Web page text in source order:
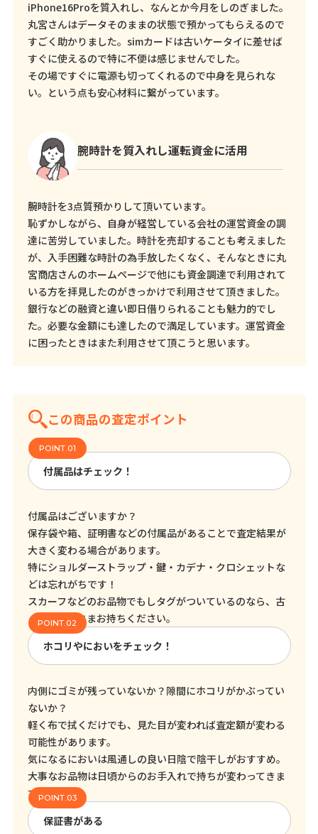
iPhone16Proを質入れし、なんとか今月をしのぎました。
丸宮さんはデータそのままの状態で預かってもらえるので
すごく助かりました。simカードは古いケータイに差せば
すぐに使えるので特に不便は感じませんでした。
その場ですぐに電源も切ってくれるので中身を見られな
い。という点も安心材料に繋がっています。
腕時計を質入れし運転資金に活用
腕時計を3点質預かりして頂いています。
恥ずかしながら、自身が経営している会社の運営資金の調
達に苦労していました。時計を売却することも考えました
が、入手困難な時計の為手放したくなく、そんなときに丸
宮商店さんのホームページで他にも資金調達で利用されて
いる方を拝見したのがきっかけで利用させて頂きました。
銀行などの融資と違い即日借りられることも魅力的でし
た。必要な金額にも達したので満足しています。運営資金
に困ったときはまた利用させて頂こうと思います。
この商品の査定ポイント
付属品はチェック！
付属品はございますか？
保存袋や箱、証明書などの付属品があることで査定結果が
大きく変わる場合があります。
特にショルダーストラップ・鍵・カデナ・クロシェットな
どは忘れがちです！
スカーフなどのお品物でもしタグがついているのなら、古
くてもそのままお持ちください。
ホコリやにおいをチェック！
内側にゴミが残っていないか？隙間にホコリがかぶってい
ないか？
軽く布で拭くだけでも、見た目が変われば査定額が変わる
可能性があります。
気になるにおいは風通しの良い日陰で陰干しがおすすめ。
大事なお品物は日頃からのお手入れで持ちが変わってきま
す！
保証書がある